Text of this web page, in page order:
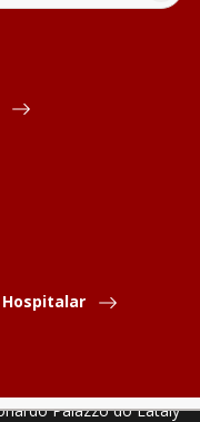
Palazzo do Eataly